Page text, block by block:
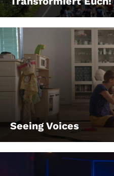
Seeing Voices